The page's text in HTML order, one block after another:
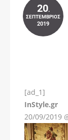
20.
ΣΕΠΤΈΜΒΡΙΟΣ
2019
[ad_1]
InStyle.gr
20/09/2019